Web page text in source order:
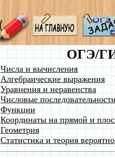
ОГЭ/
Числа и вычисления
Алгебраические выражения
Уравнения и неравенства
Числовые
Функции
Координаты на прямой и
Геометрия
Статистика и теория